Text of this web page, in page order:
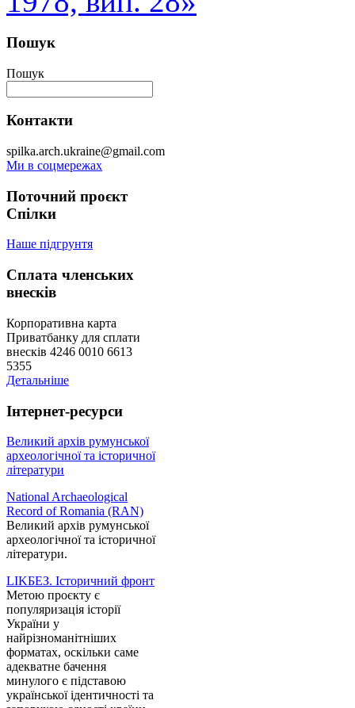
Пошук
Пошук
Контакти
spilka.arch.ukraine@gmail.com
Ми в соцмережах
Поточний проєкт
Спілки
Наше підгрунтя
Сплата членських
внесків
Корпоративна карта
Приватбанку для сплати
внесків 4246 0010 6613
5355
Детальніше
Інтернет-ресурси
Великий архів румунської
археологічної та історичної
літератури
National Archaeological
Record of Romania (RAN)
Великий архів румунської
археологічної та історичної
літератури.
LIKБЕЗ. Історичний фронт
Метою проєкту є
популяризація історії
України у
найрізноманітніших
форматах, оскільки саме
адекватне бачення
минулого є підставою
української ідентичності та